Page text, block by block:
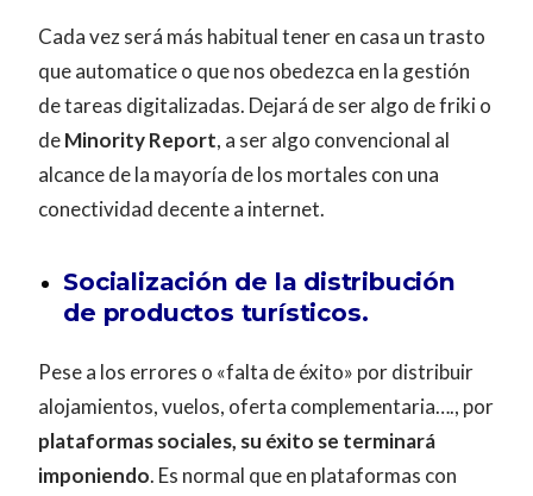
Cada vez será más habitual tener en casa un trasto
que automatice o que nos obedezca en la gestión
de tareas digitalizadas. Dejará de ser algo de friki o
deMinority Report, a ser algo convencional al
alcance de la mayoría de los mortales con una
conectividad decente a internet.
Socialización de la distribución
de productos turísticos.
Pese a los errores o «falta de éxito» por distribuir
alojamientos, vuelos, oferta complementaria…., por
plataformas sociales, su éxito se terminará
imponiendo. Es normal que en plataformas con